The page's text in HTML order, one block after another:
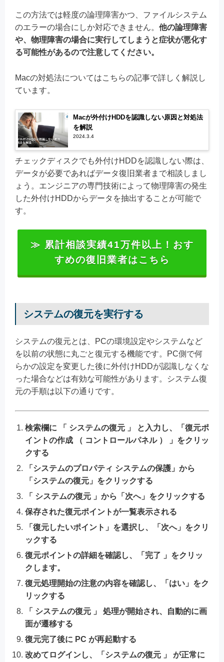
この方法では軽度の論理障害かつ、ファイルシステム
のエラーの場合にしか対応できません。 他の論理障害
や、物理障害の場合に実行してしまうと症状が悪化す
る可能性があるので注意してください。
Macの対処法についてはこちらの記事で詳しく解説し
ています。
Macが外付けHDDを認識しない原因と対処法
を解説
2024.3.4
チェックディスクでも外付けHDDを認識しない際は、
データが必要であればデータ復旧業者まで相談しまし
ょう。エンジニアの専門技術によって物理障害の発生
した外付けHDDからデータを抽出することが可能で
す。
≫ 累計相談実績41万件以上！おす
すめの復旧業者はこちら
システムの復元を実行する
システムの復元とは、PCの環境設定やシステムなど
を以前の状態に丸ごと復元する機能です。PC側で何
らかの設定を変更した後に外付けHDDが認識しなくな
った場合などは有効な可能性があります。システム復
元の手順は以下の通りです。
検索欄に 「 システムの復元 」 と入力し、「復元ポ
イントの作成 （ コントロールパネル ） 」をクリッ
クする
「システムのプロパティ システムの保護」から
「システムの復元」をクリックする
「 システムの復元 」から「次へ」をクリックする
保存された復元ポイントが一覧表示される
「復元したいポイント」を選択し、「次へ」をクリ
ックする
復元ポイントの詳細を確認し、「完了 」をクリッ
クします。
復元処理開始の注意の内容を確認し、「はい」をク
リックする
「 システムの復元 」 処理が開始され、自動的に画
面が遷移する
復元完了後に PC が再起動する
改めてログインし、「システムの復元 」 が正常に